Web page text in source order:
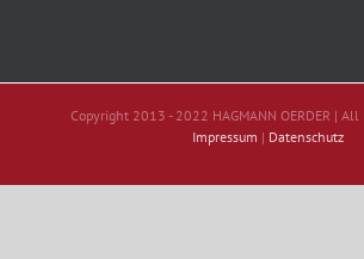
Copyright 2013 - 2022 HAGMANN OERDER | All
Impressum | Datenschutz